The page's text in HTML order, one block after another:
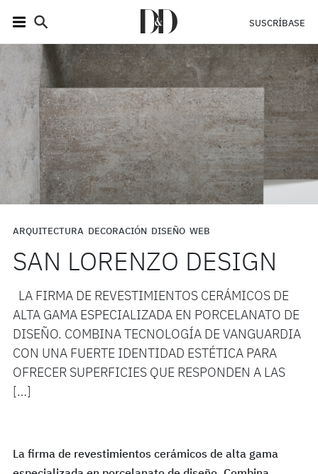
SUSCRÍBASE
ARQUITECTURA DECORACIÓN DISEÑO WEB
SAN LORENZO DESIGN
LA FIRMA DE REVESTIMIENTOS CERÁMICOS DE
ALTA GAMA ESPECIALIZADA EN PORCELANATO DE
DISEÑO. COMBINA TECNOLOGÍA DE VANGUARDIA
CON UNA FUERTE IDENTIDAD ESTÉTICA PARA
OFRECER SUPERFICIES QUE RESPONDEN A LAS
[…]
La firma de revestimientos cerámicos de alta gama